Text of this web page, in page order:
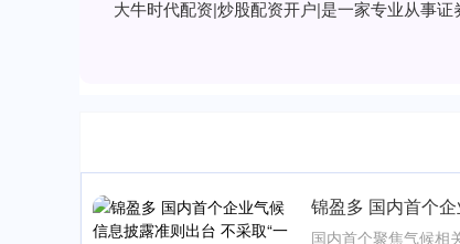
大牛时代配资|炒股配资开户|是一家专业从事
锦盈多 国内首个
国内首个聚焦气候相